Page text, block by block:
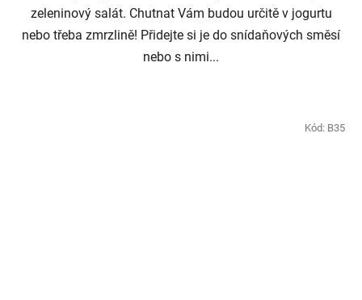
zeleninový salát. Chutnat Vám budou určitě v jogurtu
nebo třeba zmrzlině! Přidejte si je do snídaňových směsí
nebo s nimi...
Kód: B35